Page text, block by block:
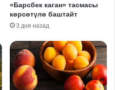
«Барсбек каган» тасмасы
көрсөтүлө баштайт
3 дня назад